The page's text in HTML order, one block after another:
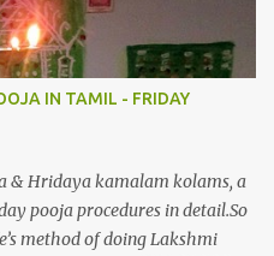
IN TAMIL - FRIDAY
& Hridaya kamalam kolams, a
pooja procedures in detail.So
method of doing Lakshmi